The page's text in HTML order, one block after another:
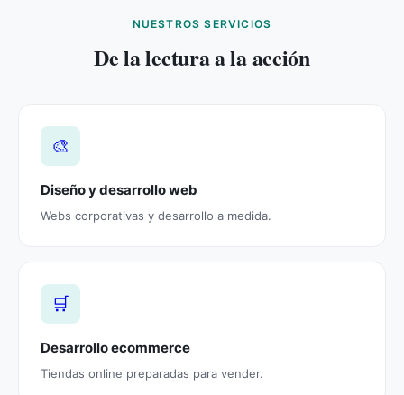
NUESTROS SERVICIOS
De la lectura a la acción
🎨
Diseño y desarrollo web
Webs corporativas y desarrollo a medida.
🛒
Desarrollo ecommerce
Tiendas online preparadas para vender.